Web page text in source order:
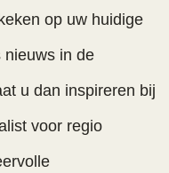
op uw huidige
nieuws in de
u dan inspireren bij
voor regio